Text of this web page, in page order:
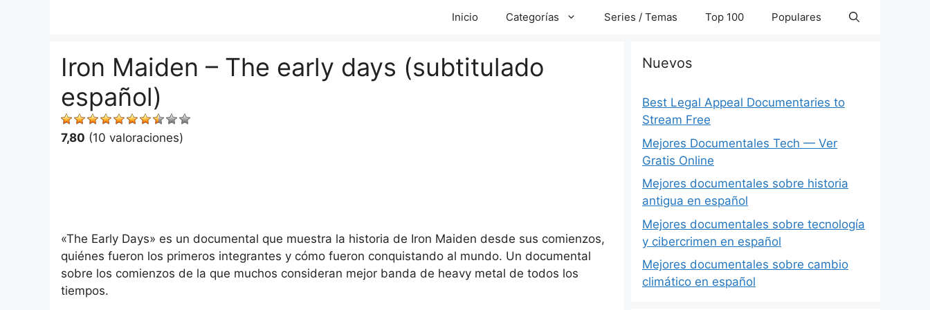
Inicio Categorías Series / Temas Top 100 Populares
Iron Maiden – The early days (subtitulado
español)
7,80 (10 valoraciones)
«The Early Days» es un documental que muestra la historia de Iron Maiden desde sus comienzos,
quiénes fueron los primeros integrantes y cómo fueron conquistando al mundo. Un documental
sobre los comienzos de la que muchos consideran mejor banda de heavy metal de todos los
tiempos.
Nuevos
Best Legal Appeal Documentaries to
Stream Free
Mejores Documentales Tech — Ver
Gratis Online
Mejores documentales sobre historia
antigua en español
Mejores documentales sobre tecnología
y cibercrimen en español
Mejores documentales sobre cambio
climático en español